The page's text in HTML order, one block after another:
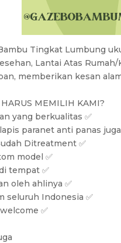
Tingkat Lumbung
Lantai Atas
memberikan kesan
MEMILIH KAMI?
yang berkualitas ✅
paranet anti panas
Ditreatment ✅
model ✅
tempat ✅
oleh ahlinya ✅
seluruh Indonesia ✅
✅